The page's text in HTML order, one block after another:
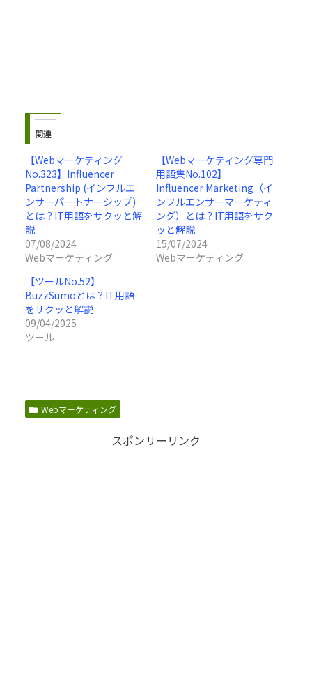
関連
【Webマーケティング
No.323】Influencer
Partnership (インフルエ
ンサーパートナーシップ)
とは？IT用語をサクッと解
説
07/08/2024
Webマーケティング
【Webマーケティング専門
用語集No.102】
Influencer Marketing（イ
ンフルエンサーマーケティ
ング）とは？IT用語をサク
ッと解説
15/07/2024
Webマーケティング
【ツールNo.52】
BuzzSumoとは？IT用語
をサクッと解説
09/04/2025
ツール
Webマーケティング
スポンサーリンク